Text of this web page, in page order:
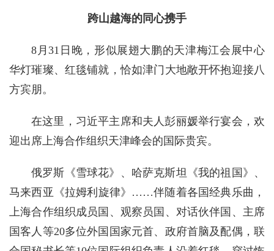
跨山越海的同心携手
8月31日晚，形似展翅大鹏的天津梅江会展中心
华灯璀璨、红毯铺就，恰如津门大地敞开怀抱迎接八
方宾朋。
在这里，习近平主席和夫人彭丽媛举行宴会，欢
迎出席上海合作组织天津峰会的国际贵宾。
俄罗斯《雪球花》、哈萨克斯坦《我的祖国》、
马来西亚《拉姆利旋律》……伴随着各国经典乐曲，
上海合作组织成员国、观察员国、对话伙伴国、主席
国客人等20多位外国国家元首、政府首脑及配偶，联